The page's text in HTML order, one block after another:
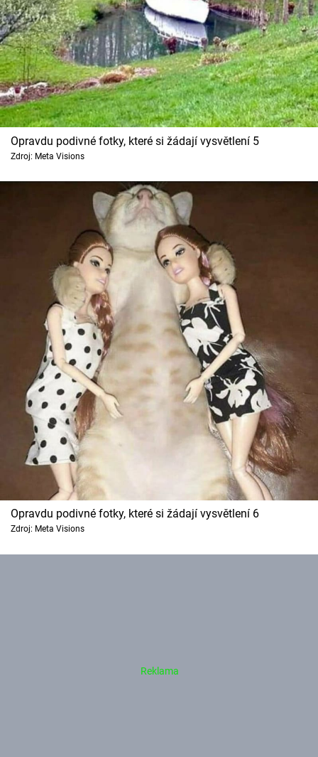
Opravdu podivné fotky, které si žádají vysvětlení 5
Zdroj: Meta Visions
Opravdu podivné fotky, které si žádají vysvětlení 6
Zdroj: Meta Visions